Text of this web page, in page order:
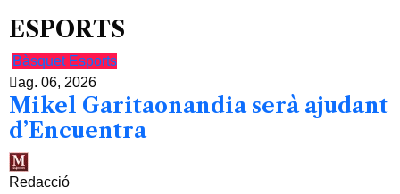
ESPORTS
Bàsquet Esports
ag. 06, 2026
Mikel Garitaonandia serà ajudant
d’Encuentra
Redacció